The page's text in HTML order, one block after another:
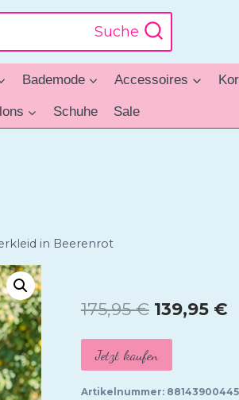
Suche
Bademode Accessoires
Schuhe Sale
in Beerenrot
175,95€
Preis
war:
175,95 €
139,95 €
Jetzt kaufen
Artikelnummer: